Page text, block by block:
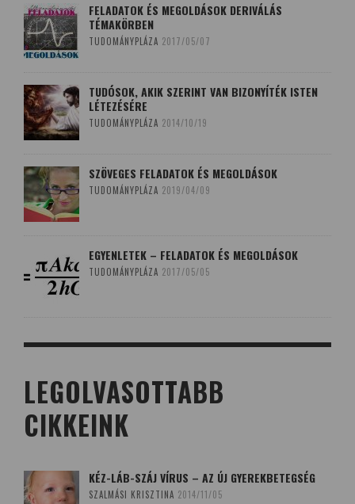
FELADATOK ÉS MEGOLDÁSOK DERIVÁLÁS
TÉMAKÖRBEN
TUDOMÁNYPLÁZA 2017/05/07
TUDÓSOK, AKIK SZERINT VAN BIZONYÍTÉK ISTEN
LÉTEZÉSÉRE
TUDOMÁNYPLÁZA 2014/10/19
SZÖVEGES FELADATOK ÉS MEGOLDÁSOK
TUDOMÁNYPLÁZA 2019/04/09
EGYENLETEK – FELADATOK ÉS MEGOLDÁSOK
TUDOMÁNYPLÁZA 2017/05/05
LEGOLVASOTTABB
CIKKEINK
KÉZ-LÁB-SZÁJ VÍRUS – AZ ÚJ GYEREKBETEGSÉG
SZALMÁSI KRISZTINA 2014/11/05